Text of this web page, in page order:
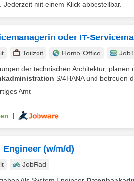
Jederzeit mit einem Klick abbestellbar.
oder IT-
Teilzeit Home-Office
der technischen Architektur,
S/4HANA und betreuen
Amt
Engineer (w/m/d)
JobRad